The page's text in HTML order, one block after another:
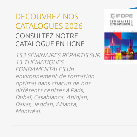
DECOUVREZ NOS
CATALOGUES 2026
CONSULTEZ NOTRE
CATALOGUE EN LIGNE
153 SÉMINAIRES RÉPARTIS SUR
13 THÉMATIQUES
FONDAMENTALES.Un
environnement de formation
optimal dans chacun de nos
différents centres à Paris,
Dubaï, Casablanca, Abidjan,
Dakar, Jeddah, Atlanta,
Montréal.